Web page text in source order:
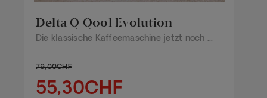
Delta Q Qool Evolution
Die klassische Kaffeemaschine jetzt noch ...
79,00CHF
55,30CHF